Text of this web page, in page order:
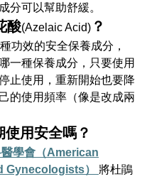
分可以幫助舒緩。
酸(Azelaic Acid) ？
功效的安全保養成分，
一種保養成分，只要使用
止使用，重新開始也要降
的使用頻率（像是改成兩
使用安全嗎？
學會（American
Gynecologists）
將杜鵑